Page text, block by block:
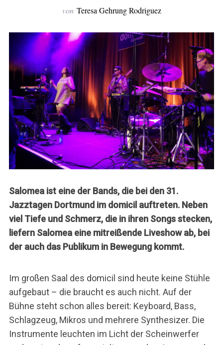
von Teresa Gehrung Rodriguez
Salomea ist eine der Bands, die bei den 31.
Jazztagen Dortmund im domicil auftreten. Neben
viel Tiefe und Schmerz, die in ihren Songs stecken,
liefern Salomea eine mitreißende Liveshow ab, bei
der auch das Publikum in Bewegung kommt.
Im großen Saal des domicil sind heute keine Stühle
aufgebaut – die braucht es auch nicht. Auf der
Bühne steht schon alles bereit: Keyboard, Bass,
Schlagzeug, Mikros und mehrere Synthesizer. Die
Instrumente leuchten im Licht der Scheinwerfer